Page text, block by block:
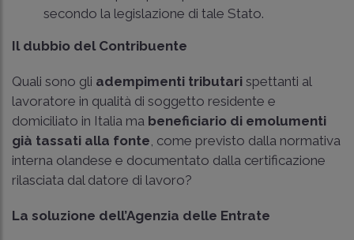
secondo la legislazione di tale Stato.
Il dubbio del Contribuente
Quali sono gli adempimenti tributari spettanti al
lavoratore in qualità di soggetto residente e
domiciliato in Italia ma beneficiario di emolumenti
già tassati alla fonte , come previsto dalla normativa
interna olandese e documentato dalla certificazione
rilasciata dal datore di lavoro?
La soluzione dell’Agenzia delle Entrate